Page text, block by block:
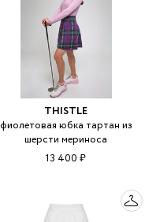
THISTLE
фиолетовая юбка тартан из
шерсти мериноса
13 400 ₽